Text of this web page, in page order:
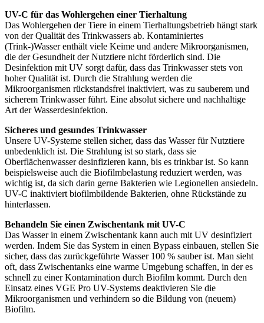
UV-C für das Wohlergehen einer Tierhaltung
Das Wohlergehen der Tiere in einem Tierhaltungsbetrieb hängt stark
von der Qualität des Trinkwassers ab. Kontaminiertes
(Trink-)Wasser enthält viele Keime und andere Mikroorganismen,
die der Gesundheit der Nutztiere nicht förderlich sind. Die
Desinfektion mit UV sorgt dafür, dass das Trinkwasser stets von
hoher Qualität ist. Durch die Strahlung werden die
Mikroorganismen rückstandsfrei inaktiviert, was zu sauberem und
sicherem Trinkwasser führt. Eine absolut sichere und nachhaltige
Art der Wasserdesinfektion.
Sicheres und gesundes Trinkwasser
Unsere UV-Systeme stellen sicher, dass das Wasser für Nutztiere
unbedenklich ist. Die Strahlung ist so stark, dass sie
Oberflächenwasser desinfizieren kann, bis es trinkbar ist. So kann
beispielsweise auch die Biofilmbelastung reduziert werden, was
wichtig ist, da sich darin gerne Bakterien wie Legionellen ansiedeln.
UV-C inaktiviert biofilmbildende Bakterien, ohne Rückstände zu
hinterlassen.
Behandeln Sie einen Zwischentank mit UV-C
Das Wasser in einem Zwischentank kann auch mit UV desinfiziert
werden. Indem Sie das System in einen Bypass einbauen, stellen Sie
sicher, dass das zurückgeführte Wasser 100 % sauber ist. Man sieht
oft, dass Zwischentanks eine warme Umgebung schaffen, in der es
schnell zu einer Kontamination durch Biofilm kommt. Durch den
Einsatz eines VGE Pro UV-Systems deaktivieren Sie die
Mikroorganismen und verhindern so die Bildung von (neuem)
Biofilm.